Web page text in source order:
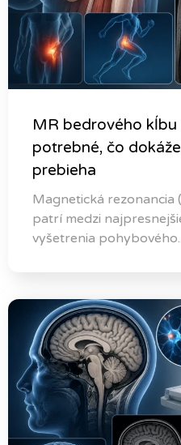
MR bedrového
potrebné, čo
prebieha
Magnetická rezonancia
patrí medzi
vyšetrenia